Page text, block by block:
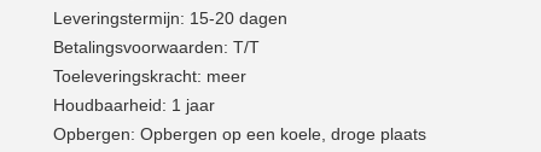
Leveringstermijn: 15-20 dagen
Betalingsvoorwaarden: T/T
Toeleveringskracht: meer
Houdbaarheid: 1 jaar
Opbergen: Opbergen op een koele, droge plaats